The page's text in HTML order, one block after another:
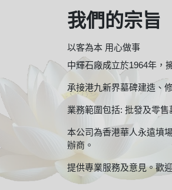
我們的宗旨
以客為本 用心做事
中輝石廠成立於1964年，
承接港九新界墓碑建造、
業務範圍包括: 批發及零
本公司為香港華人永遠墳
辦商。
提供專業服務及意見。歡